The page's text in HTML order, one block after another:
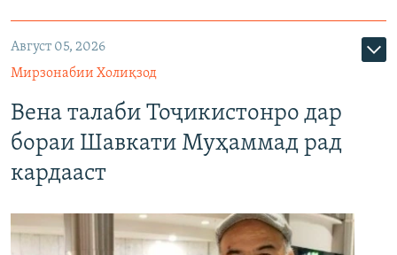
Август 05, 2026
Мирзонабии Холиқзод
Вена талаби Тоҷикистонро дар
бораи Шавкати Муҳаммад рад
кардааст